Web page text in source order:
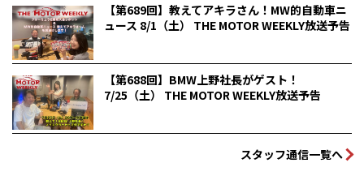
【第689回】教えてアキラさん！MW的自動車ニ
ュース 8/1（土） THE MOTOR WEEKLY放送予告
【第688回】BMW上野社長がゲスト！
7/25（土） THE MOTOR WEEKLY放送予告
スタッフ通信一覧へ